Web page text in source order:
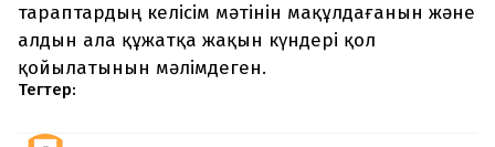
тараптардың келісім мәтінін мақұлдағанын және
алдын ала құжатқа жақын күндері қол
қойылатынын мәлімдеген.
Тегтер: